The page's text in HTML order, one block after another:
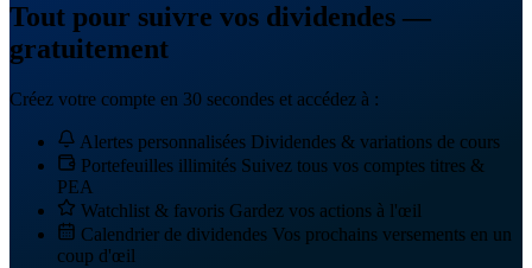
Tout pour suivre vos dividendes —
gratuitement
Créez votre compte en 30 secondes et accédez à :
Alertes personnalisées Dividendes & variations de cours
Portefeuilles illimités Suivez tous vos comptes titres &
PEA
Watchlist & favoris Gardez vos actions à l'œil
Calendrier de dividendes Vos prochains versements en un
coup d'œil